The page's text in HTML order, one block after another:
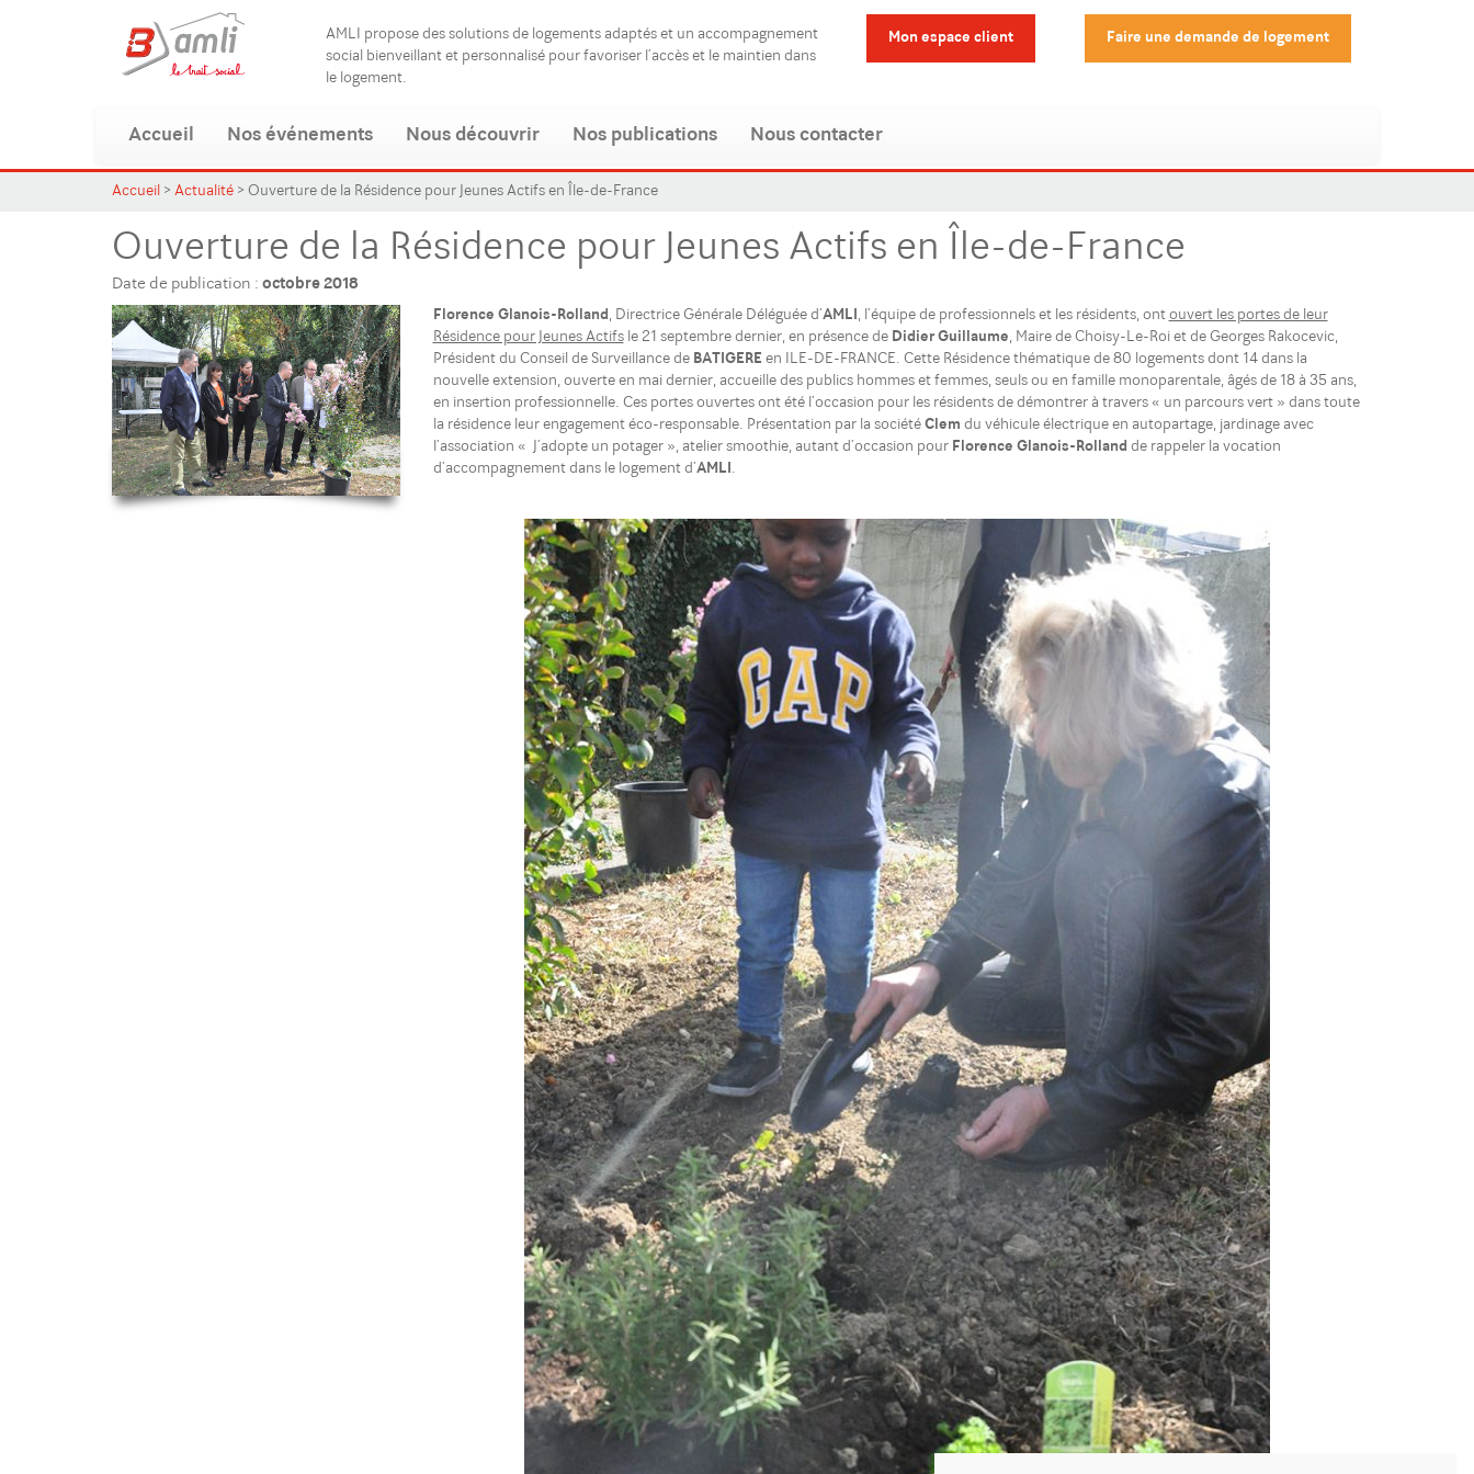
AMLI propose des solutions de logements adaptés et un accompagnement
social bienveillant et personnalisé pour favoriser l’accès et le maintien dans
le logement.
Mon espace client Faire une demande de logement
Accueil Nos événements Nous découvrir Nos publications Nous contacter
Accueil > Actualité > Ouverture de la Résidence pour Jeunes Actifs en Île-de-France
Ouverture de la Résidence pour Jeunes Actifs en Île-de-France
Date de publication : octobre 2018
Florence Glanois-Rolland, Directrice Générale Déléguée d’ AMLI, l’équipe de professionnels et les résidents, ont ouvert les portes de leur
Résidence pour Jeunes Actifsle 21 septembre dernier, en présence de Didier Guillaume, Maire de Choisy-Le-Roi et de Georges Rakocevic,
Président du Conseil de Surveillance de BATIGERE en ILE-DE-FRANCE. Cette Résidence thématique de 80 logements dont 14 dans la
nouvelle extension, ouverte en mai dernier, accueille des publics hommes et femmes, seuls ou en famille monoparentale, âgés de 18 à 35 ans,
en insertion professionnelle. Ces portes ouvertes ont été l’occasion pour les résidents de démontrer à travers « un parcours vert » dans toute
la résidence leur engagement éco-responsable. Présentation par la société Clem du véhicule électrique en autopartage, jardinage avec
l’association « J’adopte un potager », atelier smoothie, autant d’occasion pour Florence Glanois-Rolland de rappeler la vocation
d’accompagnement dans le logement d’ AMLI.